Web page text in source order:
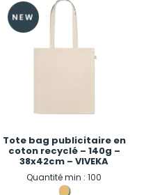
Tote bag publicitaire en
coton recyclé – 140g –
38x42cm – VIVEKA
Quantité min : 100